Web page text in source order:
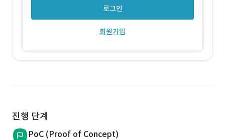
로그인
회원가입
진행 단계
PoC (Proof of Concept)